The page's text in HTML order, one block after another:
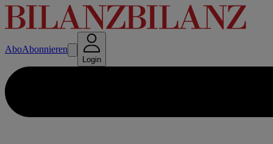
AboAbonnieren
Login